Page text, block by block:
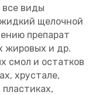
все виды
щелочной
препарат
жировых и др.
смол и остатков
хрустале,